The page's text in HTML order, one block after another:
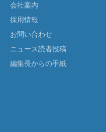
会社案内
採用情報
お問い合わせ
ニュース読者投稿
編集長からの手紙